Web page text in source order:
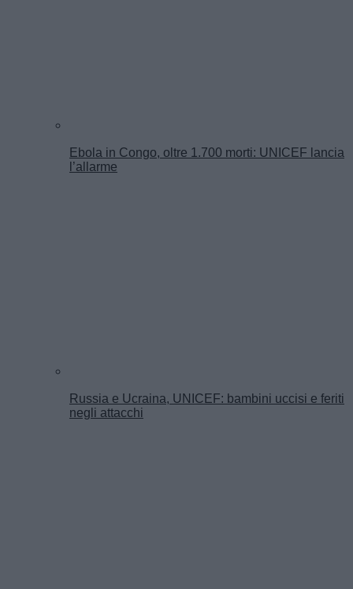
Ebola in Congo, oltre 1.700 morti: UNICEF lancia
l’allarme
Russia e Ucraina, UNICEF: bambini uccisi e feriti
negli attacchi